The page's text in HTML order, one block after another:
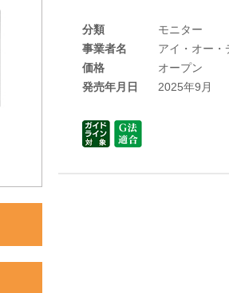
分類
モニター
事業者名
アイ・オー・
価格
オープン
発売年月日
2025年9月